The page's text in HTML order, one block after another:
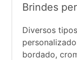
Brindes
Diversos
bordado,